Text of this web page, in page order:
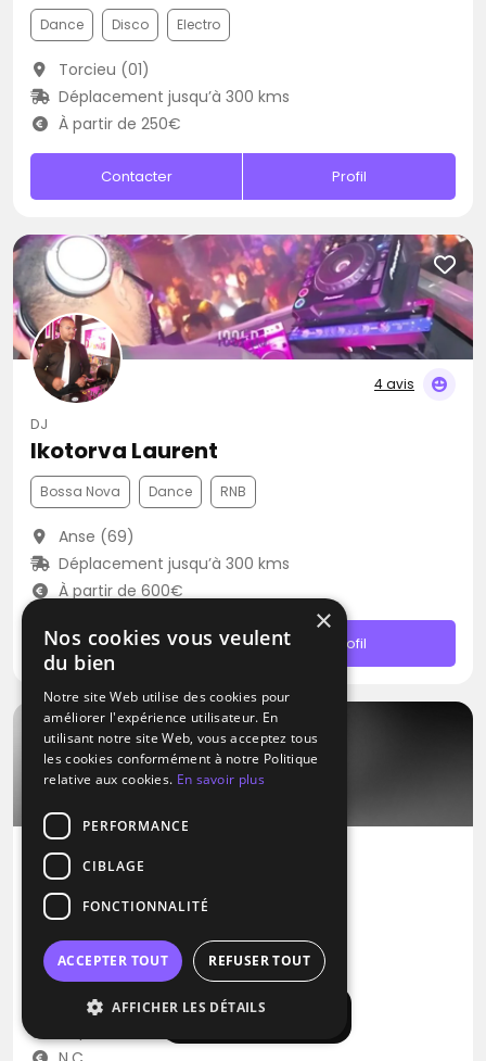
Afficher la carte
Dance Disco Electro
Torcieu (01)
Déplacement jusqu’à 300 kms
À partir de 250€
Contacter Profil
4 avis
DJ
Ikotorva Laurent
Bossa Nova Dance RNB
Anse (69)
Déplacement jusqu’à 300 kms
À partir de 600€
Contacter Profil
DJ
DJ M.I.A
Electro Latino Pop
Marseille (13)
×
Nos cookies vous veulent
du bien
Notre site Web utilise des cookies pour
améliorer l'expérience utilisateur. En
utilisant notre site Web, vous acceptez tous
les cookies conformément à notre Politique
relative aux cookies. En savoir plus
PERFORMANCE
CIBLAGE
FONCTIONNALITÉ
ACCEPTER TOUT REFUSER TOUT
AFFICHER LES DÉTAILS